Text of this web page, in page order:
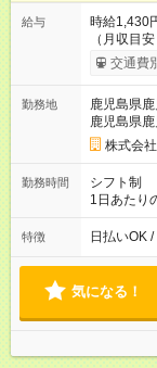
給与
時給1,430
（月収目安：25～27万
タイムで
す。シフ
たいとい
ので、お気軽にご
す。その間の
用期間あ
と同じです
交通費
勤務地
鹿児島県
鹿児島県
株式会
勤務時間
シフト制
1日あたり
(1) 10:00
いずれも
たい」な
特徴 日払いOK
気になる！